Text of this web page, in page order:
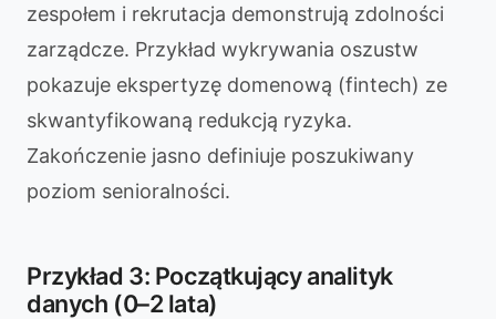
zespołem i rekrutacja demonstrują zdolności
zarządcze. Przykład wykrywania oszustw
pokazuje ekspertyzę domenową (fintech) ze
skwantyfikowaną redukcją ryzyka.
Zakończenie jasno definiuje poszukiwany
poziom senioralności.
Przykład 3: Początkujący analityk
danych (0–2 lata)